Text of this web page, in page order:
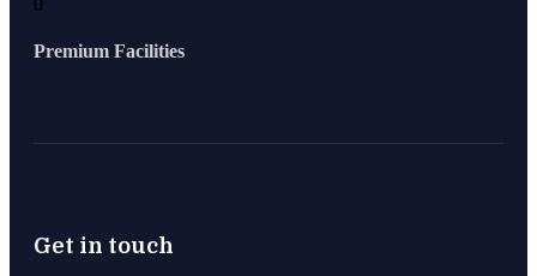
0
Premium Facilities
Get in touch